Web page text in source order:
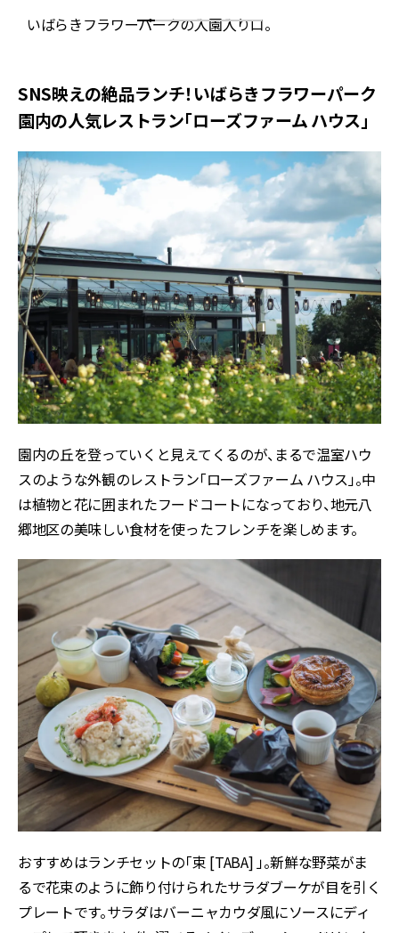
いばらきフラワーパークの入園入り口。
SNS映えの絶品ランチ！いばらきフラワーパーク
園内の人気レストラン「ローズファーム ハウス」
園内の丘を登っていくと見えてくるのが、まるで温室ハウ
スのような外観のレストラン「ローズファーム ハウス」。中
は植物と花に囲まれたフードコートになっており、地元八
郷地区の美味しい食材を使ったフレンチを楽しめます。
おすすめはランチセットの「束 [TABA] 」。新鮮な野菜がま
るで花束のように飾り付けられたサラダブーケが目を引く
プレートです。サラダはバーニャカウダ風にソースにディ